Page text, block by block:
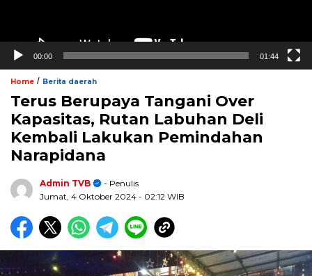
00:00 01:44
Home / Berita daerah
Terus Berupaya Tangani Over
Kapasitas, Rutan Labuhan Deli
Kembali Lakukan Pemindahan
Narapidana
Admin TVB
- Penulis
Jumat, 4 Oktober 2024 - 02:12 WIB